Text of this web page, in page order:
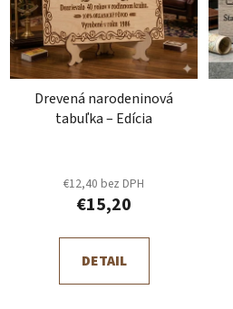
Drevená narodeninová
tabuľka – Edícia
€12,40 bez DPH
€15,20
DETAIL